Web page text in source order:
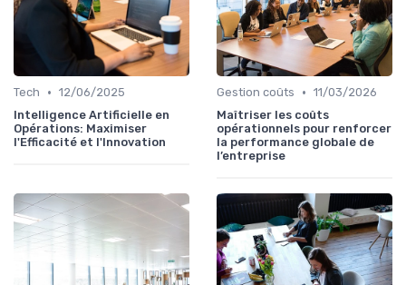
Tech • 12/06/2025
Intelligence Artificielle en
Opérations: Maximiser
l'Efficacité et l'Innovation
Gestion coûts • 11/03/2026
Maîtriser les coûts
opérationnels pour renforcer
la performance globale de
l’entreprise